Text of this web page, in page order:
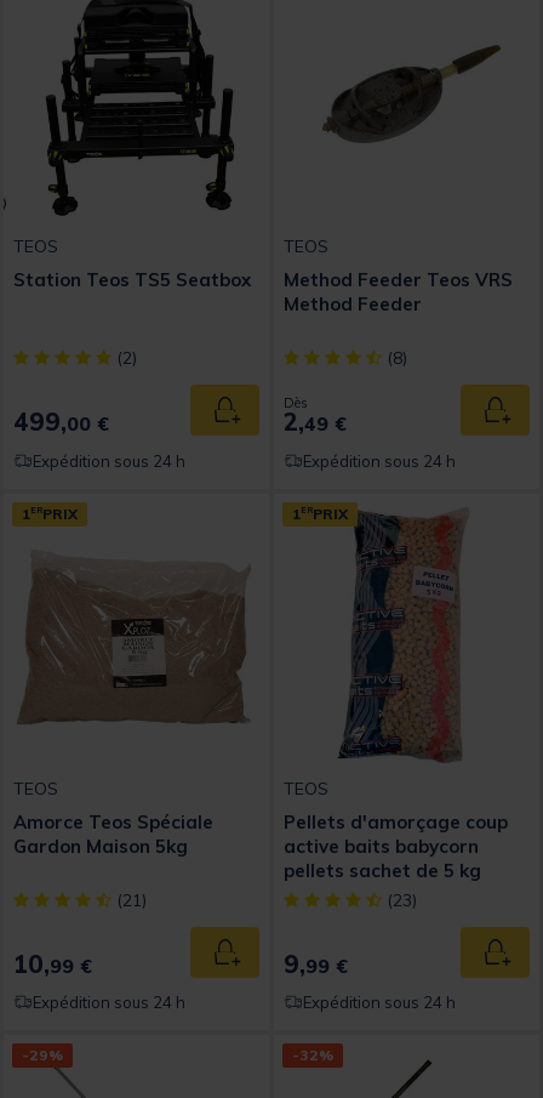
TEOS
Station Teos TS5 Seatbox
[object Object] out of 5 Customer Rating
(2)
499,00 € Ajouter au panier
Expédition sous 24 h
TEOS
Method Feeder Teos VRS
Method Feeder
[object Object] out of 5
(8)
Dès
2,49 €
Expédition sous 24 h
1 ERPRIX
TEOS
Amorce Teos Spéciale
Gardon Maison 5kg
[object Object] out of 5 Customer Rating
(21)
10,99 € Ajouter au panier
Expédition sous 24 h
1 ERPRIX
TEOS
Pellets d'amorçage coup
active baits babycorn
pellets sachet de 5 kg
[object Object] out of 5
(23)
9,99 €
Expédition sous 24 h
-29% -32%